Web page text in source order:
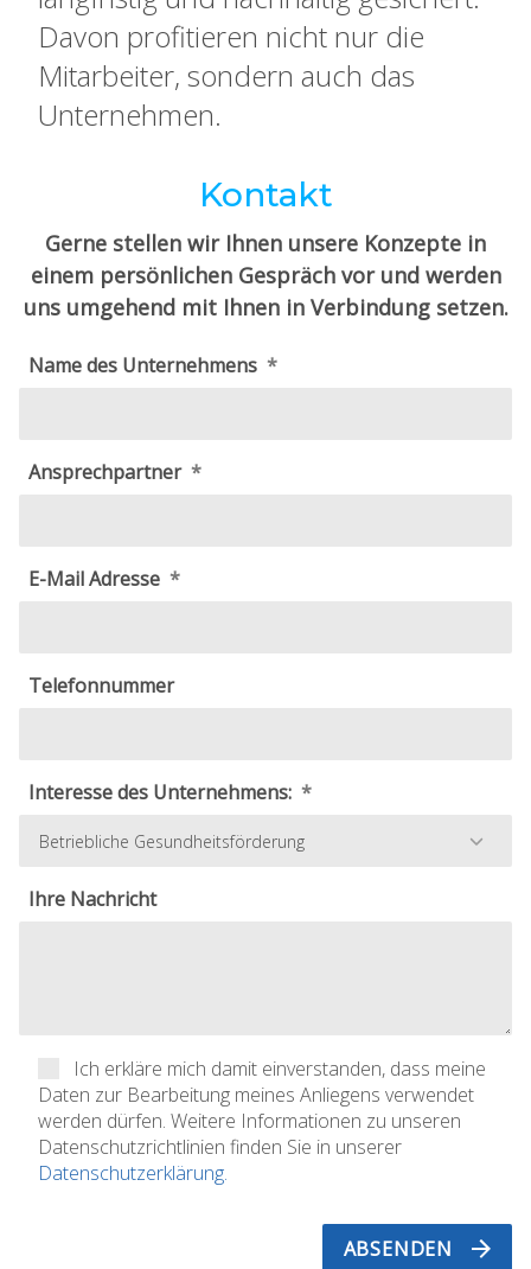
Davon profitieren nicht nur die
Mitarbeiter, sondern auch das
Unternehmen.
Kontakt
Gerne stellen wir Ihnen unsere Konzepte in
einem persönlichen Gespräch vor und werden
uns umgehend mit Ihnen in Verbindung setzen.
Name des Unternehmens
Ansprechpartner
E-Mail Adresse
Telefonnummer
Interesse des Unternehmens:
Ihre Nachricht
Ich erkläre mich damit einverstanden, dass meine
Daten zur Bearbeitung meines Anliegens verwendet
werden dürfen. Weitere Informationen zu unseren
Datenschutzrichtlinien finden Sie in unserer
Datenschutzerklärung.
ABSENDEN